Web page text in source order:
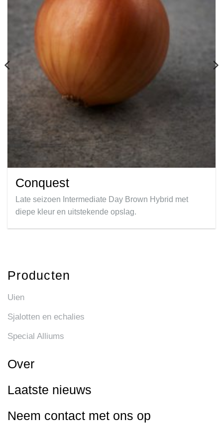
Conquest
Late seizoen Intermediate Day Brown Hybrid met
diepe kleur en uitstekende opslag.
Producten
Uien
Sjalotten en echalies
Special Alliums
Over
Laatste nieuws
Neem contact met ons op